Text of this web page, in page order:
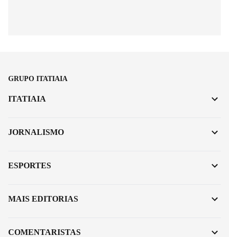
GRUPO ITATIAIA
ITATIAIA
JORNALISMO
ESPORTES
MAIS EDITORIAS
COMENTARISTAS